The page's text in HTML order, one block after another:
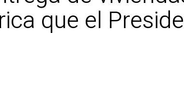
que el